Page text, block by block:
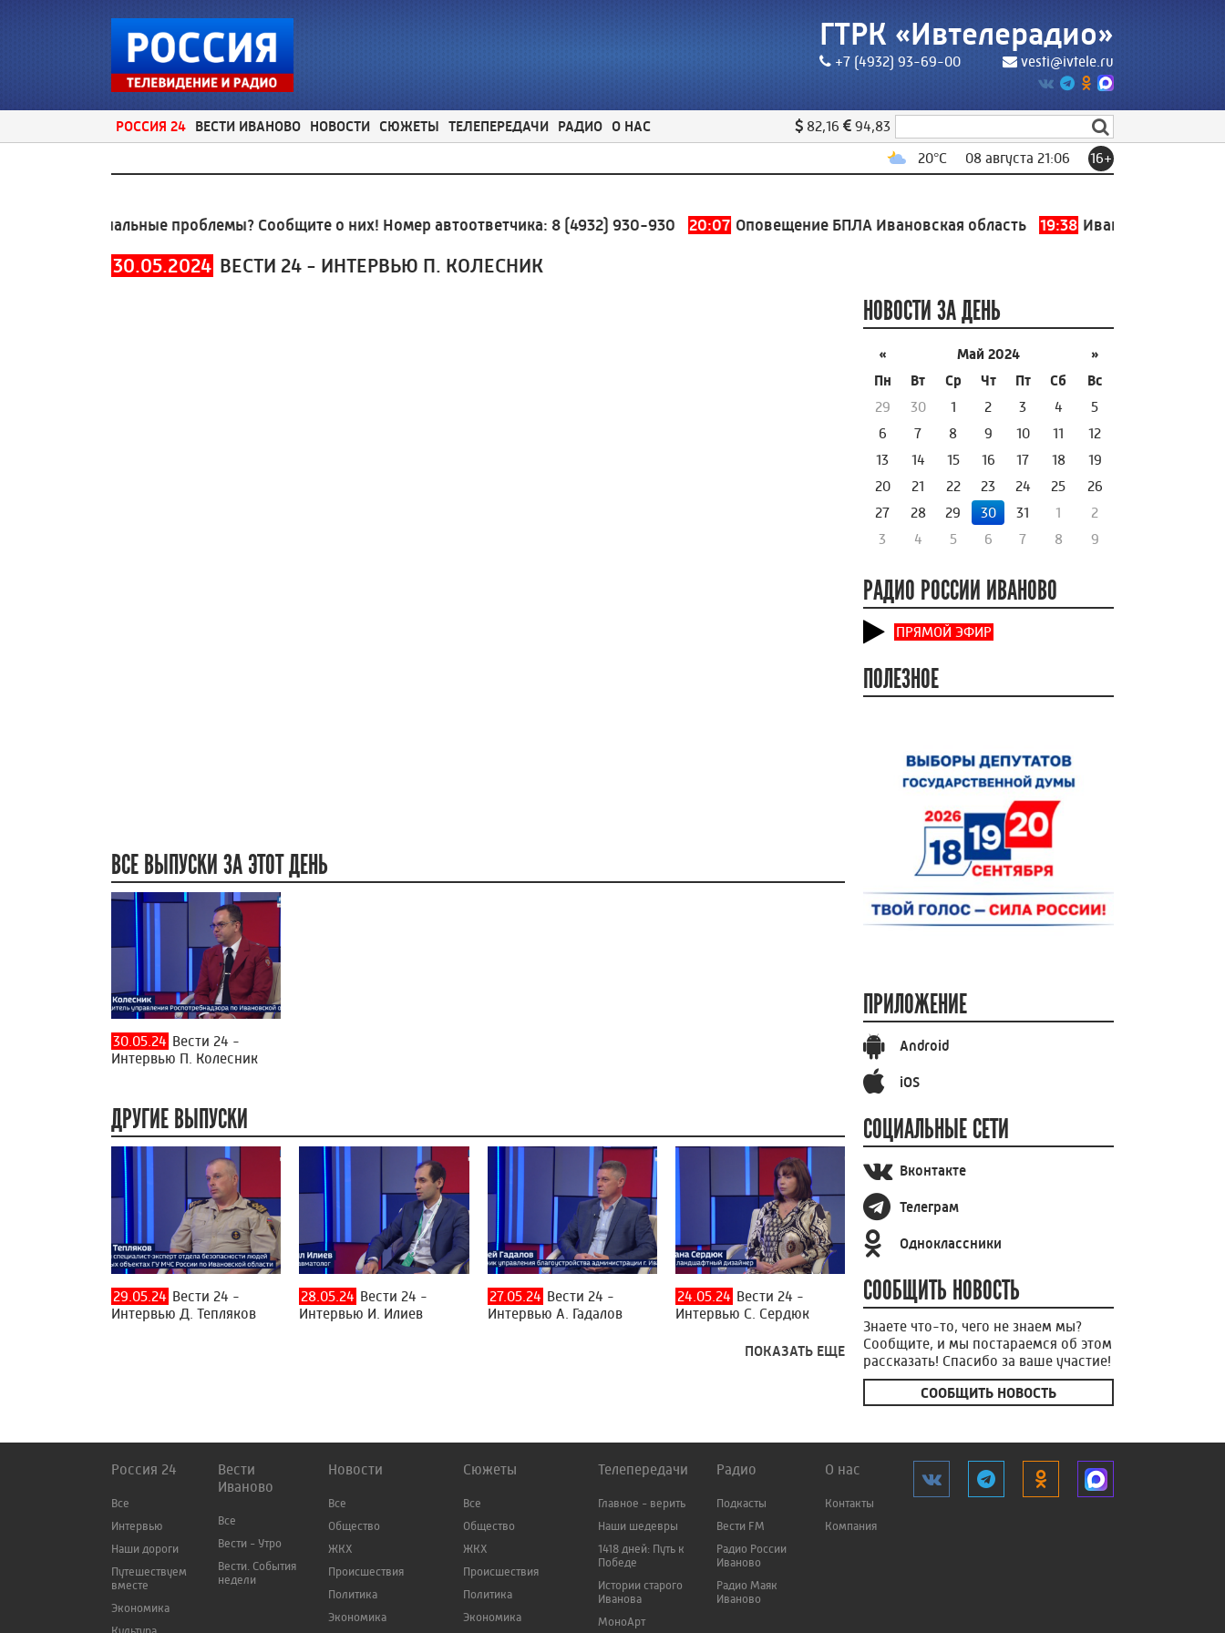
ГТРК «Ивтелерадио»
+7 (4932) 93-69-00 vesti@ivtele.ru
РОССИЯ 24 ВЕСТИ ИВАНОВО НОВОСТИ СЮЖЕТЫ ТЕЛЕПЕРЕДАЧИ РАДИО О НАС 82,16
94,83
20°C 08 августа 21:06 16+
Коммунальные проблемы? Сообщите о них! Номер автоответчика:8 (4932) 930-930 20:07 Оповещение БПЛА Ивановская область 19:38 Ивановский
30.05.2024 ВЕСТИ 24 - ИНТЕРВЬЮ П. КОЛЕСНИК
ВСЕ ВЫПУСКИ ЗА ЭТОТ ДЕНЬ
30.05.24 Вести 24 -
Интервью П. Колесник
ДРУГИЕ ВЫПУСКИ
29.05.24 Вести 24 -
Интервью Д. Тепляков
28.05.24 Вести 24 -
Интервью И. Илиев
27.05.24 Вести 24 -
Интервью А. Гадалов
24.05.24 Вести 24 -
Интервью С. Сердюк
ПОКАЗАТЬ ЕЩЕ
НОВОСТИ ЗА ДЕНЬ
« Май 2024
»
Пн
Вт Ср Чт Пт Сб
Вс
29
30 1 2 3 4
5
6
7 8 9 10 11
12
13
14 15 16 17 18
19
20
21 22 23 24 25
26
27
28 29 30 31 1
2
3
4 5 6 7 8 9
РАДИО РОССИИ ИВАНОВО
ПРЯМОЙ ЭФИР
ПОЛЕЗНОЕ
ПРИЛОЖЕНИЕ
Android
iOS
СОЦИАЛЬНЫЕ СЕТИ
Вконтакте
Телеграм
Одноклассники
СООБЩИТЬ НОВОСТЬ
Знаете что-то, чего не знаем мы?
Сообщите, и мы постараемся об этом
рассказать! Спасибо за ваше участие!
СООБЩИТЬ НОВОСТЬ
Россия 24
Все
Интервью
Наши дороги
Путешествуем
вместе
Экономика
Вести
Иваново
Все
Вести - Утро
Вести. События
недели
Новости
Все
Общество
ЖКХ
Происшествия
Политика
Экономика
Сюжеты
Все
Общество
ЖКХ
Происшествия
Политика
Экономика
Телепередачи
Главное - верить
Наши шедевры
1418 дней: Путь к
Победе
Истории старого
Иванова
МоноАрт
Радио
Подкасты
Вести FM
Радио России
Иваново
Радио Маяк
Иваново
О нас
Контакты
Компания